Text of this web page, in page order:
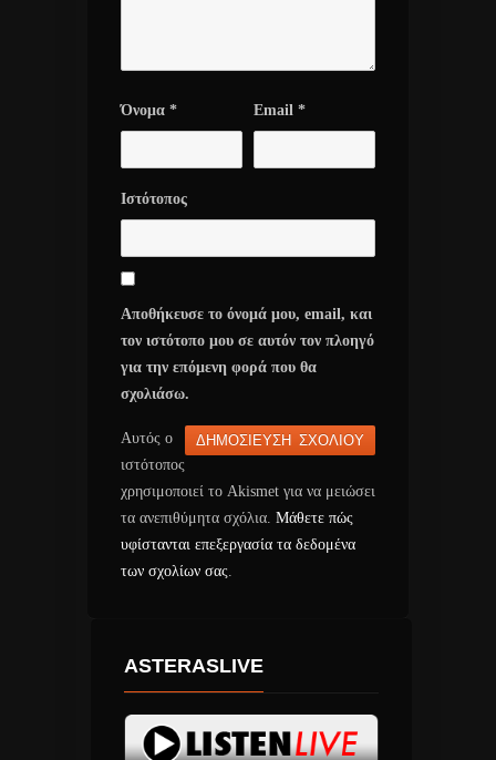
Όνομα * Email *
Ιστότοπος
Αποθήκευσε το όνομά μου, email, και
τον ιστότοπο μου σε αυτόν τον πλοηγό
για την επόμενη φορά που θα
σχολιάσω.
Αυτός ο
ιστότοπος
χρησιμοποιεί το Akismet για να μειώσει
τα ανεπιθύμητα σχόλια. Μάθετε πώς
υφίστανται επεξεργασία τα δεδομένα
των σχολίων σας
ASTERASLIVE